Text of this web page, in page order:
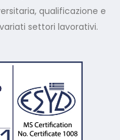
qualificazione e
settori lavorativi.